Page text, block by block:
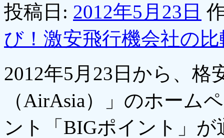
投稿日: 2012年5月23日
び！激安飛行機会社の
2012年5月23日から、
（AirAsia）」のホーム
ント「BIGポイント」